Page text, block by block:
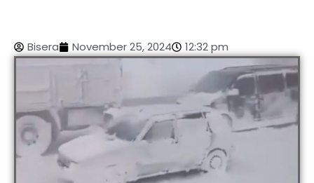
Bisera November 25, 2024 12:32 pm